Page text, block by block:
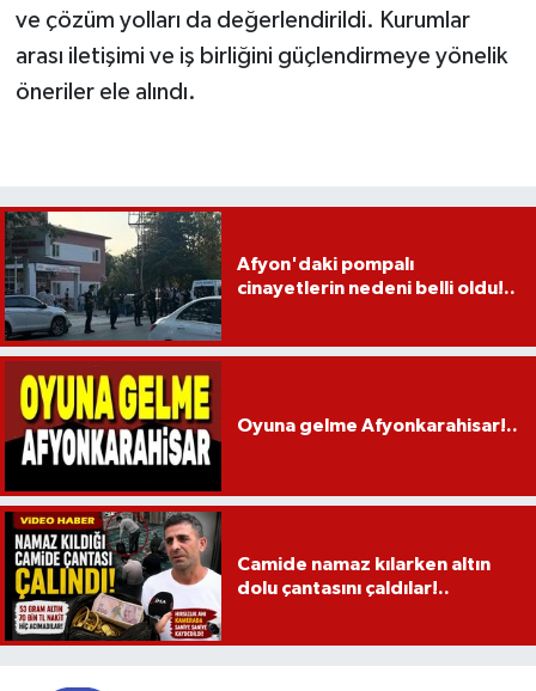
ve çözüm yolları da değerlendirildi. Kurumlar
arası iletişimi ve iş birliğini güçlendirmeye yönelik
öneriler ele alındı.
Afyon'daki pompalı
cinayetlerin nedeni belli oldu!..
Oyuna gelme Afyonkarahisar!..
Camide namaz kılarken altın
dolu çantasını çaldılar!..